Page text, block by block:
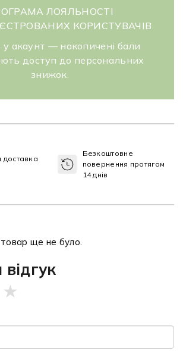
ЛОЯЛЬНОСТІ
КОРИСТУВАЧІВ
у акаунт — накопичені бали
доступ до персональних
знижок.
доставка
Безкоштовне
повернення протягом
14 днів
товар ще не було.
★